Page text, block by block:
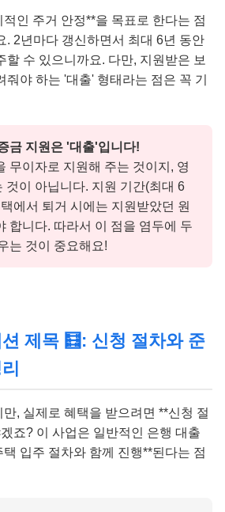
인 주거 안정**을 목표로 한다는 점
. 2년마다 갱신하면서 최대 6년 동안
할 수 있으니까요. 다만, 지원받은 보
줘야 하는 '대출' 형태라는 점은 꼭 기
금 지원은 '대출'입니다!
무이자로 지원해 주는 것이지, 영
것이 아닙니다. 지원 기간(최대 6
에서 퇴거 시에는 지원받았던 원
합니다. 따라서 이 점을 염두에 두
는 것이 중요해요!
제목 🧮: 신청 절차와 준
, 실제로 혜택을 받으려면 **신청 절
죠? 이 사업은 일반적인 은행 대출
입주 절차와 함께 진행**된다는 점